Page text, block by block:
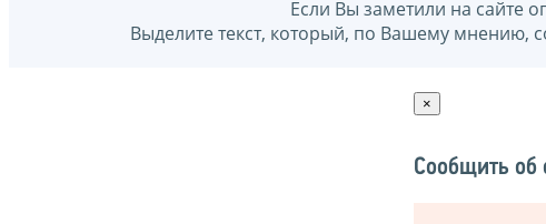
Если Вы заметили на сайте
Выделите текст, который, по Вашему мнению,
×
Сообщить об